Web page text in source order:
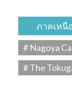
ภาคเหนื
# Nagoya
# The